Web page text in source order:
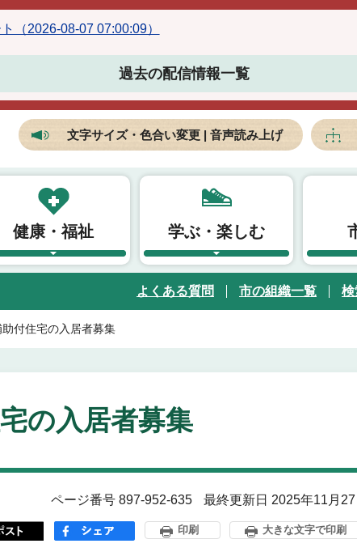
（2026-08-07 07:00:09）
過去の配信情報一覧
文字サイズ・色合い変更 | 音声読み上げ
健康・福祉 学ぶ・楽しむ
よくある質問 市の組織一覧 検
付住宅の入居者募集
の入居者募集
ページ番号 897-952-635 最終更新日 2025年11月27
印刷 大きな文字で印刷